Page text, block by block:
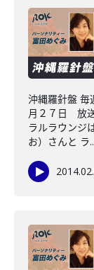
沖縄羅針盤
月２７日 放
ラルラウンジ
お）さんと ラ